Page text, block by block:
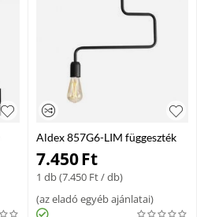
Aldex 857G6-LIM függeszték
fém 1 X max 60W E27
7.450Ft
1 db (7.450 Ft/ db)
(az eladó egyéb ajánlatai)